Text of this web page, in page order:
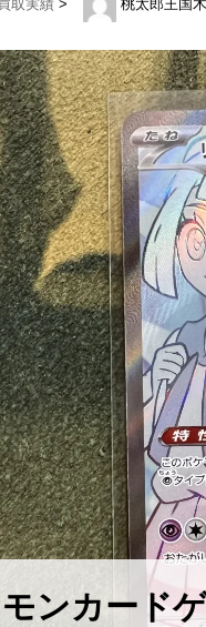
取実績 > 桃太郎王国
モンカード